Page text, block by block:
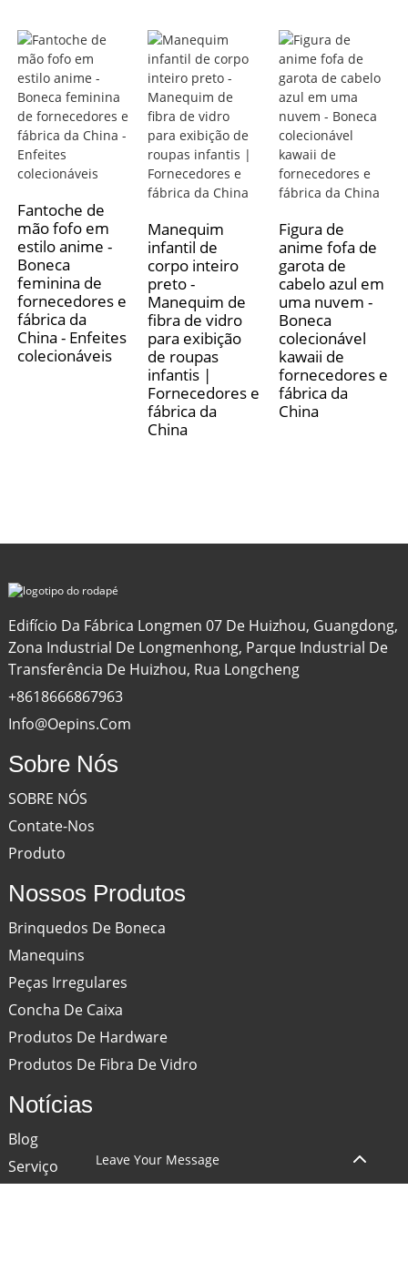
Fantoche de
mão fofo em
estilo anime -
Boneca
feminina de
fornecedores e
fábrica da
China - Enfeites
colecionáveis
Manequim
infantil de
corpo inteiro
preto -
Manequim de
fibra de vidro
para exibição
de roupas
infantis |
Fornecedores e
fábrica da
China
Figura de
anime fofa de
garota de
cabelo azul em
uma nuvem -
Boneca
colecionável
kawaii de
fornecedores e
fábrica da
China
Edifício Da Fábrica Longmen 07 De Huizhou, Guangdong,
Zona Industrial De Longmenhong, Parque Industrial De
Transferência De Huizhou, Rua Longcheng
+8618666867963
Info@oepins.com
Sobre Nós
SOBRE NÓS
Contate-Nos
Produto
Nossos Produtos
Brinquedos De Boneca
Manequins
Peças Irregulares
Concha De Caixa
Produtos De Hardware
Produtos De Fibra De Vidro
Notícias
Blog
Serviço
Leave Your Message